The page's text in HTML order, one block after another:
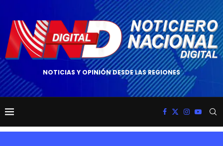
NOTICIAS Y OPINIÓN DESDE LAS REGIONES